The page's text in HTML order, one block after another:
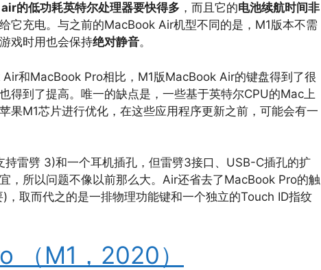
的低功耗英特尔处理器要快得多 ，而且它的电池续航时间非
它充电。与之前的MacBook Air机型不同的是，M1版本不需
戏时用也会保持绝对静音。
和MacBook Pro相比，M1版MacBook Air的键盘得到了很
得到了提高。唯一的缺点是，一些基于英特尔CPU的Mac上
果M1芯片进行优化，在这些应用程序更新之前，可能会有一
雷劈 3)和一个耳机插孔，但雷劈3接口、USB-C插孔的扩
，所以问题不像以前那么大。Air还省去了MacBook Pro的触
，取而代之的是一排物理功能键和一个独立的Touch ID指纹
（M1，2020）